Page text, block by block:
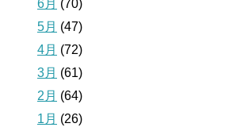
6月 (70)
5月 (47)
4月 (72)
3月 (61)
2月 (64)
1月 (26)